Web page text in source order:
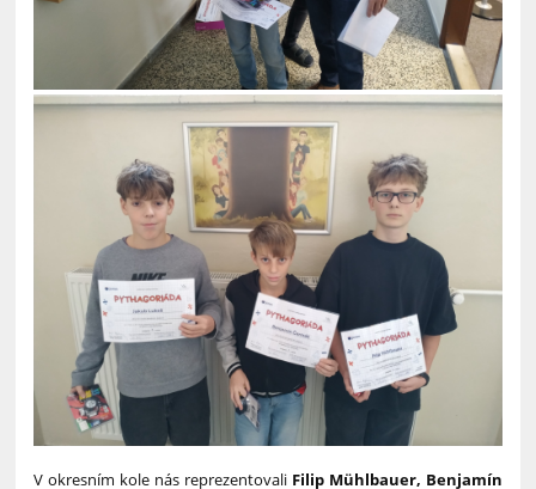
V okresním kole nás reprezentovaliFilip Mühlbauer, Benjamín